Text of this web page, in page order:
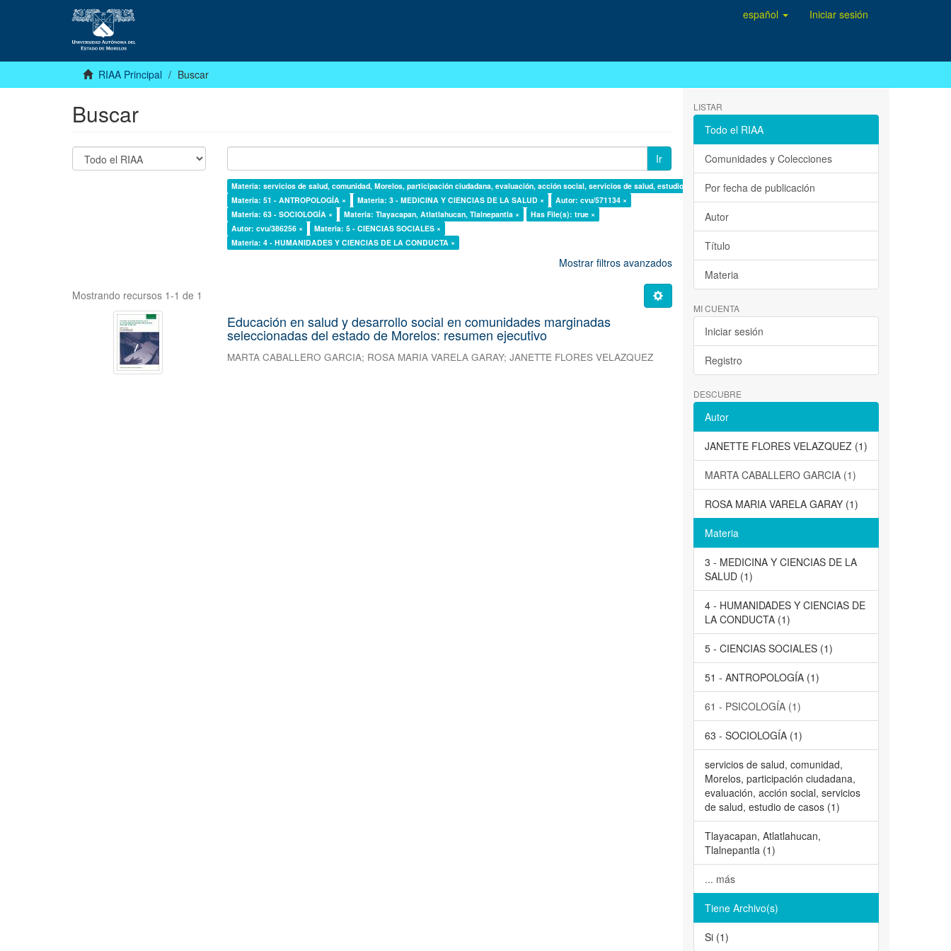
español Iniciar sesión
RIAA Principal Buscar
Buscar
Ir
Materia: servicios de salud, comunidad, Morelos, participación ciudadana, evaluación, acción social, servicios de salud, estudio de casos ×
Materia: 51 - ANTROPOLOGÍA ×
Materia: 3 - MEDICINA Y CIENCIAS DE LA SALUD ×
Autor: cvu/571134 ×
Materia: 63 - SOCIOLOGÍA ×
Materia: Tlayacapan, Atlatlahucan, Tlalnepantla ×
Has File(s): true ×
Autor: cvu/386256 ×
Materia: 5 - CIENCIAS SOCIALES ×
Materia: 4 - HUMANIDADES Y CIENCIAS DE LA CONDUCTA ×
Mostrar filtros avanzados
Mostrando recursos 1-1 de 1
Educación en salud y desarrollo social en comunidades marginadas
seleccionadas del estado de Morelos: resumen ejecutivo
MARTA CABALLERO GARCIA; ROSA MARIA VARELA GARAY;JANETTE FLORES VELAZQUEZ
LISTAR
Todo el RIAA
Comunidades y Colecciones
Por fecha de publicación
Autor
Título
Materia
MI CUENTA
Iniciar sesión
Registro
DESCUBRE
Autor
JANETTE FLORES VELAZQUEZ (1)
MARTA CABALLERO GARCIA (1)
ROSA MARIA VARELA GARAY (1)
Materia
3 - MEDICINA Y CIENCIAS DE LA
SALUD (1)
4 - HUMANIDADES Y CIENCIAS DE
LA CONDUCTA (1)
5 - CIENCIAS SOCIALES (1)
51 - ANTROPOLOGÍA (1)
61 - PSICOLOGÍA (1)
63 - SOCIOLOGÍA (1)
servicios de salud, comunidad,
Morelos, participación ciudadana,
evaluación, acción social, servicios
de salud, estudio de casos (1)
Tlayacapan, Atlatlahucan,
Tlalnepantla (1)
... más
Tiene Archivo(s)
Si (1)